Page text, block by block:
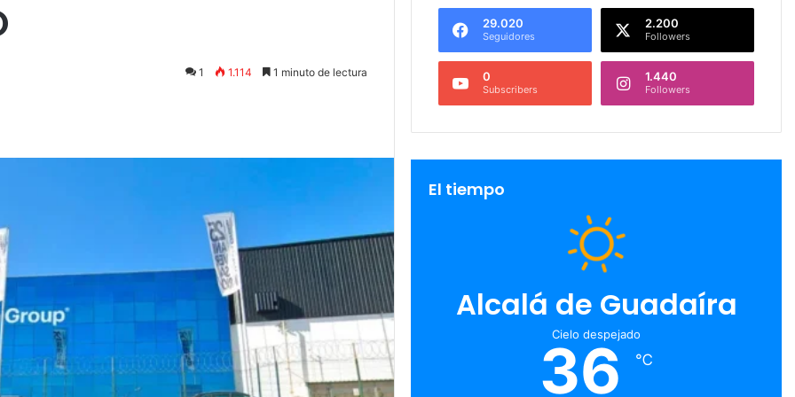
1 1.114 1 minuto de lectura
29.020
Seguidores
2.200
Followers
0
Subscribers
1.440
Followers
El tiempo
Alcalá de Guadaíra
Cielo despejado
36 ℃